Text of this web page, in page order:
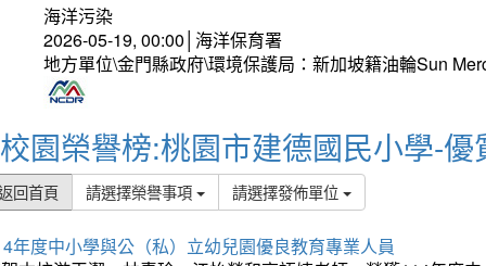
海洋污染
2026-05-19, 00:00│海洋保育署
地方單位\金門縣政府\環境保護局：新加坡籍油輪Sun
校園榮譽榜:桃園市建德國民小學-優
回首頁 請選擇榮譽事項 請選擇發佈單位
年度中小學與公（私）立幼兒園優良教育專業人員